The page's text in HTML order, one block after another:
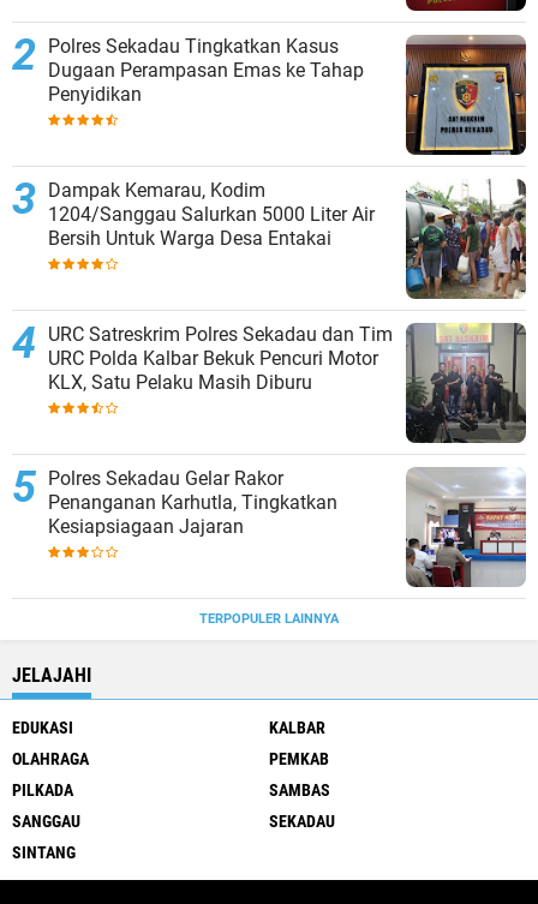
Polres Sekadau Tingkatkan Kasus
Dugaan Perampasan Emas ke Tahap
Penyidikan
Dampak Kemarau, Kodim
1204/Sanggau Salurkan 5000 Liter Air
Bersih Untuk Warga Desa Entakai
URC Satreskrim Polres Sekadau dan Tim
URC Polda Kalbar Bekuk Pencuri Motor
KLX, Satu Pelaku Masih Diburu
Polres Sekadau Gelar Rakor
Penanganan Karhutla, Tingkatkan
Kesiapsiagaan Jajaran
TERPOPULER LAINNYA
JELAJAHI
EDUKASI
KALBAR
OLAHRAGA
PEMKAB
PILKADA
SAMBAS
SANGGAU
SEKADAU
SINTANG